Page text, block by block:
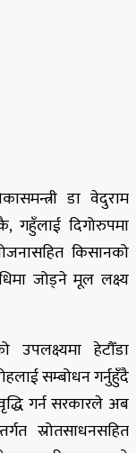
डा वेदुराम
गहुँलाई दिगोरुपमा
किसानको
जोड्ने मूल लक्ष्य
हेटौँडा
सम्बोधन गर्नुहुँदै
गर्न सरकारले अब
स्रोतसाधनसहित